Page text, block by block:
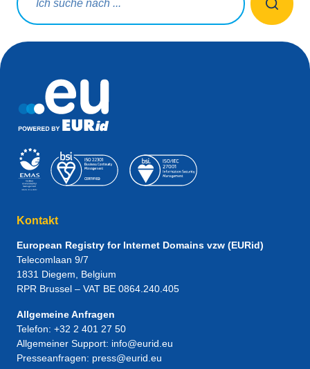
Kontakt
European Registry for Internet Domains vzw (EURid)
Telecomlaan 9/7
1831 Diegem , Belgium
RPR Brussel – VAT BE 0864.240.405
Allgemeine Anfragen
Telefon: +32 2 401 27 50
Allgemeiner Support: info@eurid.eu
Presseanfragen: press@eurid.eu